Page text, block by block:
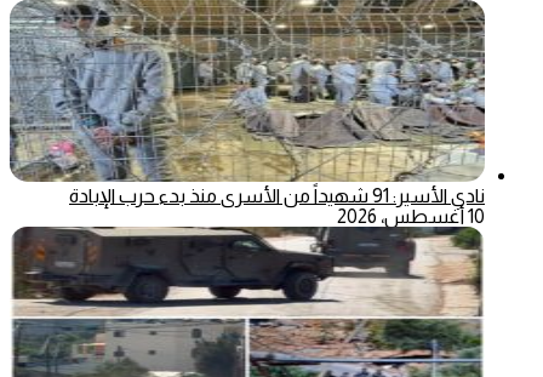
نادي الأسير: 91 شهيداً من الأسرى منذ بدء حرب الإبادة
10 أغسطس، 2026